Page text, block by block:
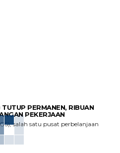
PERMANEN, RIBUAN
PEKERJAAN
salah satu pusat perbelanjaan